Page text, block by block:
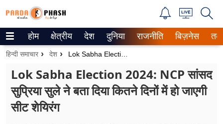
Trending on Google News
वेब स्टोरीज
उत्तर प्रदेश
होम क्षेत्रीय देश दुनिया राजनीति बिज़नेस
हिन्दी समाचार देश
Lok Sabha Election 2024: NCP सांसद
सुप्रिया सुले ने बता दिया कितने दिनों में हो जाएगी
सीट शेयिरंग